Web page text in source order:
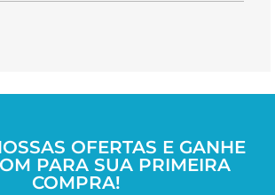
OFERTAS E GANHE
PARA SUA PRIMEIRA
COMPRA!